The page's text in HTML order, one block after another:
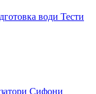
води Тести
Сифони